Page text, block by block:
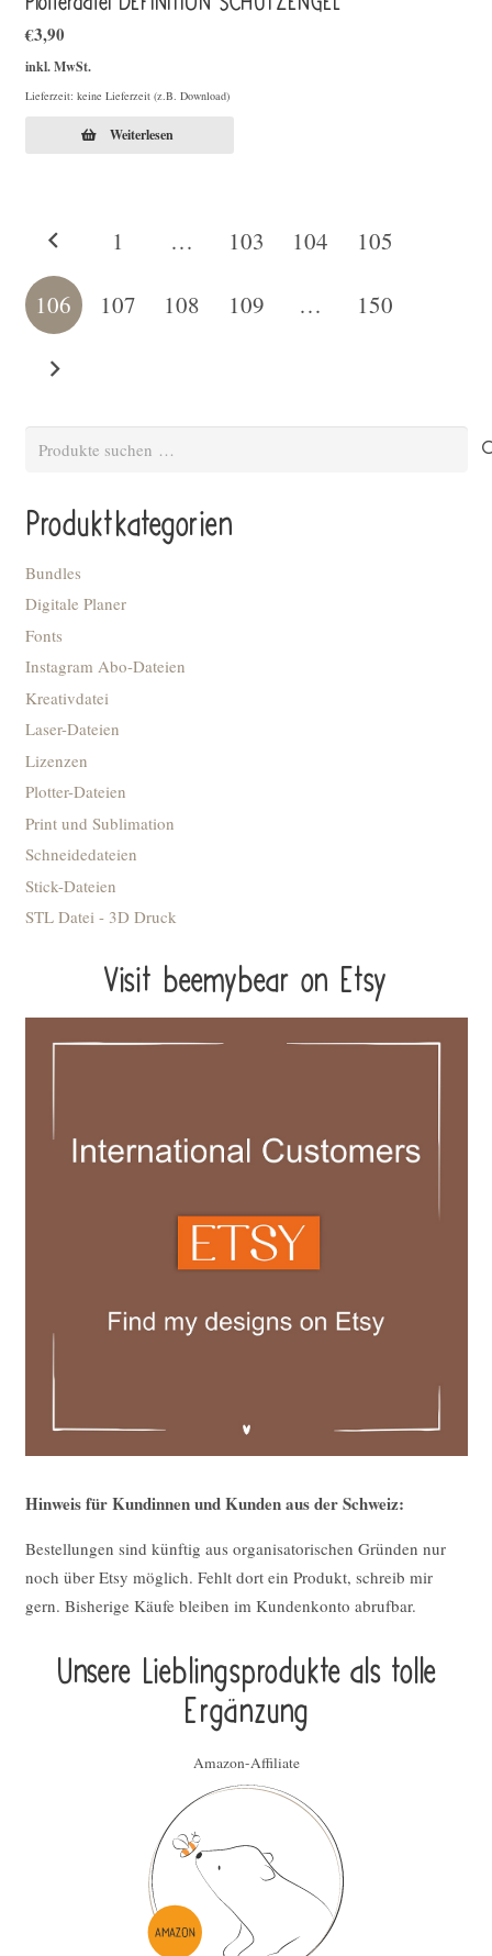
€3,90
inkl. MwSt.
Lieferzeit: keine Lieferzeit (z.B. Download)
Weiterlesen
1 … 103 104 105
106 107 108 109 … 150
Produktkategorien
Bundles
Digitale Planer
Fonts
Instagram Abo-Dateien
Kreativdatei
Laser-Dateien
Lizenzen
Plotter-Dateien
Print und Sublimation
Schneidedateien
Stick-Dateien
STL Datei - 3D Druck
Visit beemybear on Etsy
Hinweis für Kundinnen und Kunden aus der Schweiz:
Bestellungen sind künftig aus organisatorischen Gründen nur
noch über Etsy möglich. Fehlt dort ein Produkt, schreib mir
gern. Bisherige Käufe bleiben im Kundenkonto abrufbar.
Unsere Lieblings­pro­duk­te als tolle
Ergän­zung
Amazon-Affiliate